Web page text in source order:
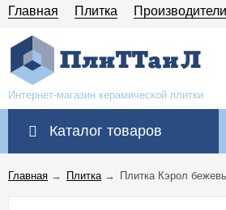
Главная Плитка Производители
Интернет-магазин керамической плитки
Каталог товаров
Главная → Плитка → Плитка Кэрол